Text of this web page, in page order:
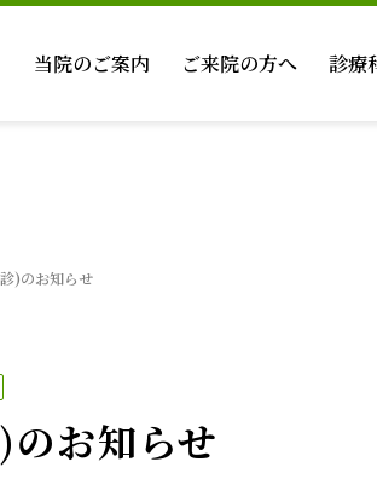
当院のご案内 ご来院の方へ 診療
)のお知らせ
お知らせ